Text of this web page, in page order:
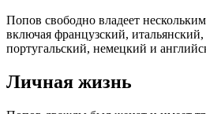
Попов свободно владеет
включая французский,
португальский, немецкий и
Личная жизнь